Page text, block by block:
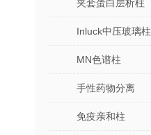
夹套蛋白层析柱
Inluck中压玻璃柱
MN色谱柱
手性药物分离
免疫亲和柱